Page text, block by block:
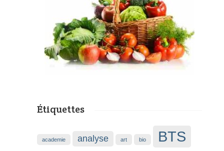
Étiquettes
academie analyse art bio BTS